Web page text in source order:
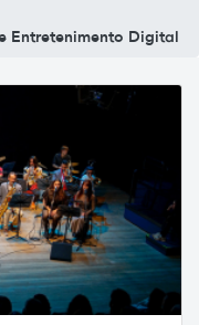
Entretenimento Digital